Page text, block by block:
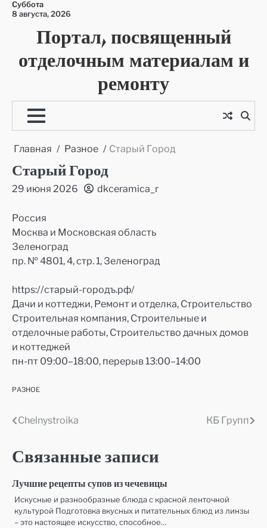
Перейти
содержимому
Суббота
8 августа, 2026
Портал, посвященный
отделочным материалам и
ремонту
Главная Разное Старый Город
Старый Город
29 июня 2026 dkceramica_r
Россия
Москва и Московская область
Зеленоград
пр. № 4801, 4, стр. 1, Зеленоград
https://старый-городъ.рф/
Дачи и коттеджи, Ремонт и отделка, Строительство
Строительная компания, Строительные и
отделочные работы, Строительство дачных домов
и коттеджей
пн-пт 09:00–18:00, перерыв 13:00–14:00
РАЗНОЕ
Навигация
записям
Chelnystroika КБ Групп
Связанные записи
Лучшие рецепты супов из чечевицы
Искусные и разнообразные блюда с красной ленточной
культурой Подготовка вкусных и питательных блюд из линзы
– это настоящее искусство, способное…